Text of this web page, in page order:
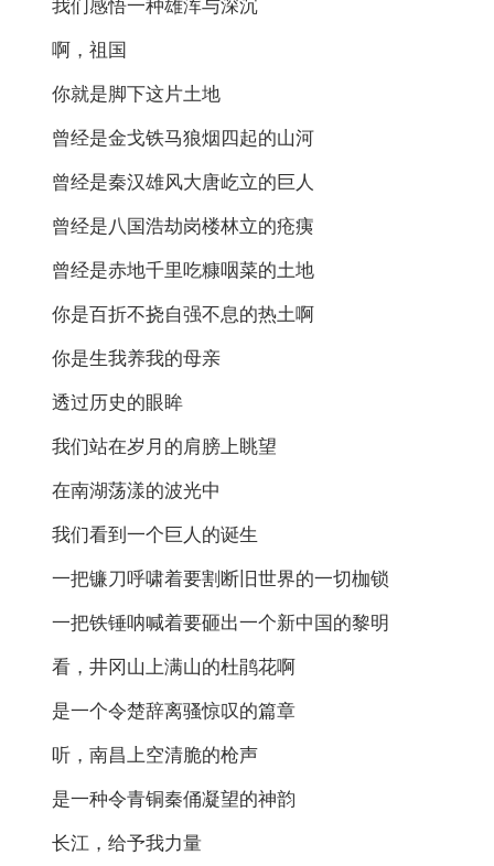
我们感悟一种雄浑与深沉
啊，祖国
你就是脚下这片土地
曾经是金戈铁马狼烟四起的山河
曾经是秦汉雄风大唐屹立的巨人
曾经是八国浩劫岗楼林立的疮痍
曾经是赤地千里吃糠咽菜的土地
你是百折不挠自强不息的热土啊
你是生我养我的母亲
透过历史的眼眸
我们站在岁月的肩膀上眺望
在南湖荡漾的波光中
我们看到一个巨人的诞生
一把镰刀呼啸着要割断旧世界的一切枷锁
一把铁锤呐喊着要砸出一个新中国的黎明
看，井冈山上满山的杜鹃花啊
是一个令楚辞离骚惊叹的篇章
听，南昌上空清脆的枪声
是一种令青铜秦俑凝望的神韵
长江，给予我力量